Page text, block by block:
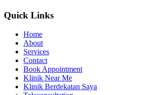
Quick Links
Home
About
Services
Contact
Book Appointment
Klinik Near Me
Klinik Berdekatan Saya